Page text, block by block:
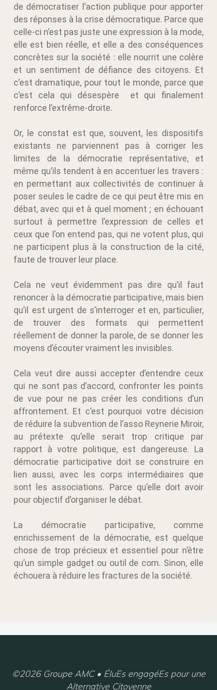
de démocratiser l’action publique pour apporter
des réponses à la crise démocratique. Parce que
celle-ci n’est pas juste une expression à la mode,
elle est bien réelle, et elle a des conséquences
concrètes sur la société : elle nourrit une colère
et un sentiment de défiance des citoyens. Et
c’est dramatique, pour tout le monde, parce que
c’est cela qui désespère et qui finalement
renforce l’extrême-droite.
Or, le constat est que, souvent, les dispositifs
existants ne parviennent pas à corriger les
limites de la démocratie représentative, et
même qu’ils tendent à en accentuer les travers :
en permettant aux collectivités de continuer à
poser seules le cadre de ce qui peut être mis en
débat, avec qui et à quel moment ; en échouant
surtout à permettre l’expression de celles et
ceux que l’on entend pas, qui ne votent plus, qui
ne participent plus à la construction de la cité,
faute de trouver leur place.
Cela ne veut évidemment pas dire qu’il faut
renoncer à la démocratie participative, mais bien
qu’il est urgent de s’interroger et en, particulier,
de trouver des formats qui permettent
réellement de donner la parole, de se donner les
moyens d’écouter vraiment les invisibles.
Cela veut dire aussi accepter d’entendre ceux
qui ne sont pas d’accord, confronter les points
de vue pour ne pas créer les conditions d’un
affrontement. Et c’est pourquoi votre décision
de réduire la subvention de l’asso Reynerie Miroir,
au prétexte qu’elle serait trop critique par
rapport à votre politique, est dangereuse. La
démocratie participative doit se construire en
lien aussi, avec les corps intermédiaires que
sont les associations. Parce qu’elle doit avoir
pour objectif d’organiser le débat.
La démocratie participative, comme
enrichissement de la démocratie, est quelque
chose de trop précieux et essentiel pour n’être
qu’un simple gadget ou outil de com. Sinon, elle
échouera à réduire les fractures de la société.
©2026 Groupe AMC • ÉluEs engagéEs pour une
Alternative Citoyenne